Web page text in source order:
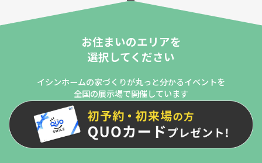
お住まいのエリアを
選択してください
イシンホームの家づくりが丸っと分かるイベントを
全国の展示場で開催しています